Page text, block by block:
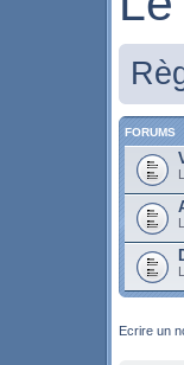
FORUMS
Ecrire un